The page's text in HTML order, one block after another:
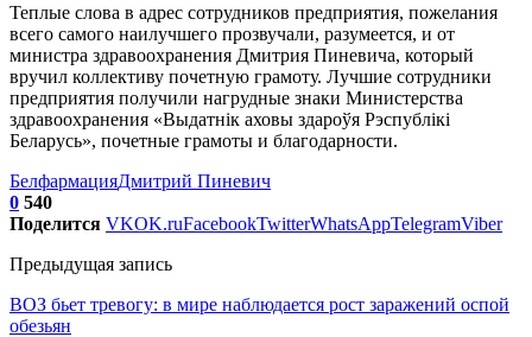
Теплые слова в адрес сотрудников предприятия, пожелания
всего самого наилучшего прозвучали, разумеется, и от
министра здравоохранения Дмитрия Пиневича, который
вручил коллективу почетную грамоту. Лучшие сотрудники
предприятия получили нагрудные знаки Министерства
здравоохранения «Выдатнік аховы здароўя Рэспублікі
Беларусь», почетные грамоты и благодарности.
БелфармацияДмитрий Пиневич
0 540
Поделится VKOK.ruFacebookTwitterWhatsAppTelegramViber
Предыдущая запись
ВОЗ бьет тревогу: в мире наблюдается рост заражений оспой
обезьян